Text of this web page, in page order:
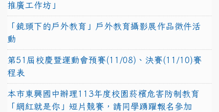
推廣工作坊」
「鏡頭下的戶外教育」戶外教育攝影展作品徵件活
動
第51屆校慶暨運動會預賽(11/08)、決賽(11/10)賽
程表
本市東興國中辦理113年度校園菸檳危害防制教育
「網紅就是你」短片競賽，請同學踴躍報名參加